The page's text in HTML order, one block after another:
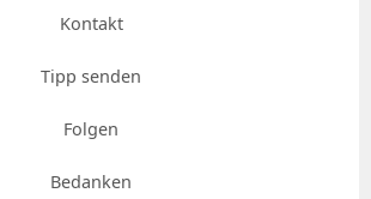
Kontakt
Tipp senden
Folgen
Bedanken